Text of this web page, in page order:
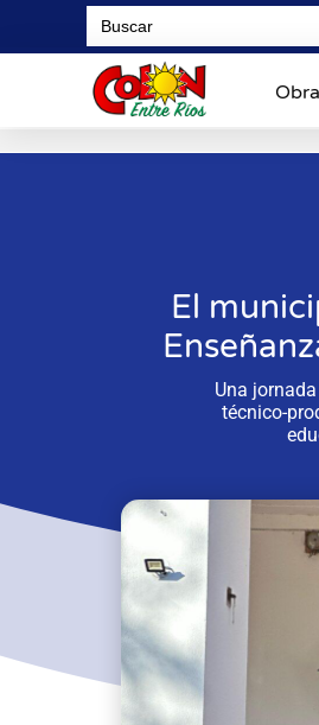
Search
for:
El
Una
técnico-